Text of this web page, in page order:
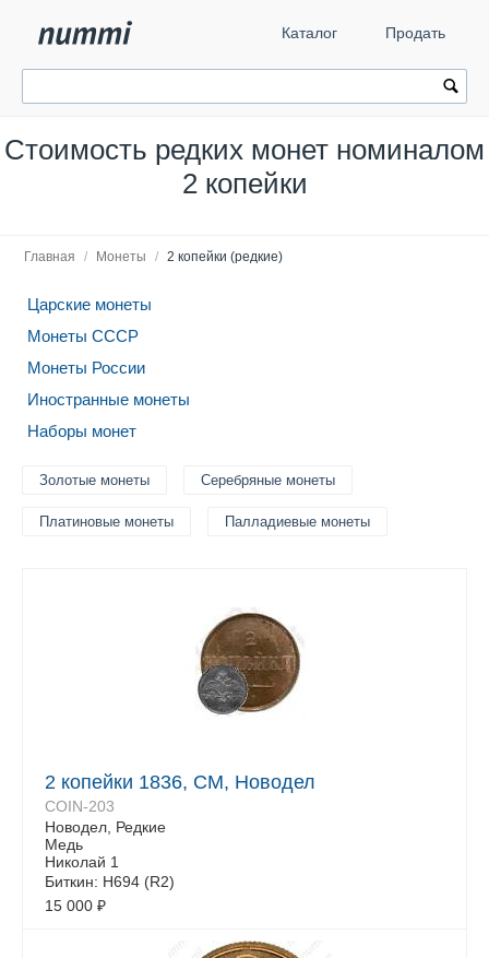
Каталог Продать
Стоимость редких монет номиналом
2 копейки
Главная / Монеты / 2 копейки (редкие)
Царские монеты
Монеты СССР
Монеты России
Иностранные монеты
Наборы монет
Золотые монеты Серебряные монеты
Платиновые монеты Палладиевые монеты
2 копейки 1836, СМ, Новодел
COIN-203
Новодел, Редкие
Медь
Николай 1
Биткин: Н694 (R2)
15 000 ₽